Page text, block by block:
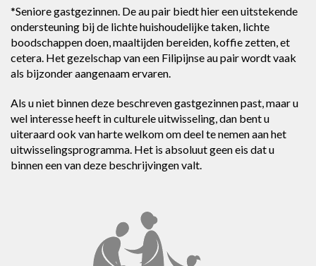
*Seniore gastgezinnen. De au pair biedt hier een uitstekende
ondersteuning bij de lichte huishoudelijke taken, lichte
boodschappen doen, maaltijden bereiden, koffie zetten, et
cetera. Het gezelschap van een Filipijnse au pair wordt vaak
als bijzonder aangenaam ervaren.
Als u niet binnen deze beschreven gastgezinnen past, maar u
wel interesse heeft in culturele uitwisseling, dan bent u
uiteraard ook van harte welkom om deel te nemen aan het
uitwisselingsprogramma. Het is absoluut geen eis dat u
binnen een van deze beschrijvingen valt.